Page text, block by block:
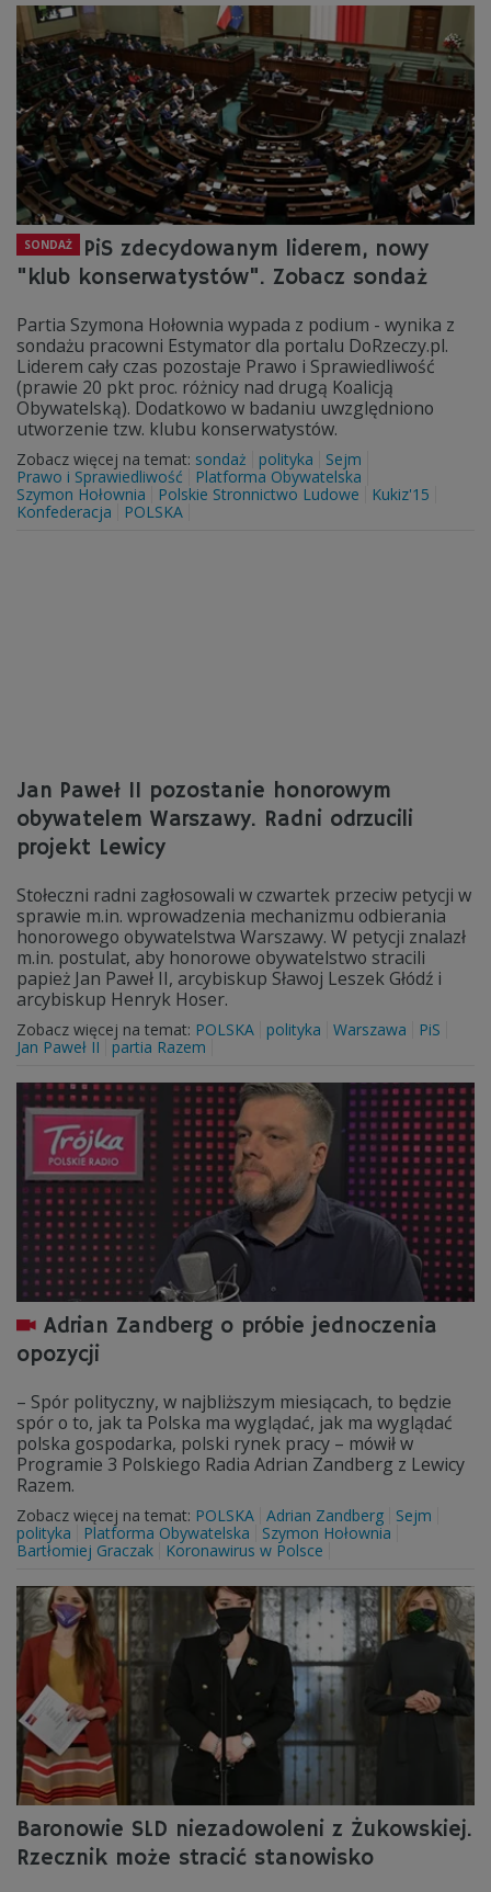
SONDAŻ
PiS zdecydowanym liderem, nowy
"klub konserwatystów". Zobacz sondaż
Partia Szymona Hołownia wypada z podium - wynika z
sondażu pracowni Estymator dla portalu DoRzeczy.pl.
Liderem cały czas pozostaje Prawo i Sprawiedliwość
(prawie 20 pkt proc. różnicy nad drugą Koalicją
Obywatelską). Dodatkowo w badaniu uwzględniono
utworzenie tzw. klubu konserwatystów.
Zobacz więcej na temat: sondaż polityka
Sejm
Prawo i Sprawiedliwość
Platforma Obywatelska
Szymon Hołownia
Polskie Stronnictwo Ludowe
Kukiz'15
Konfederacja
POLSKA
Jan Paweł II pozostanie honorowym
obywatelem Warszawy. Radni odrzucili
projekt Lewicy
Stołeczni radni zagłosowali w czwartek przeciw petycji w
sprawie m.in. wprowadzenia mechanizmu odbierania
honorowego obywatelstwa Warszawy. W petycji znalazł
m.in. postulat, aby honorowe obywatelstwo stracili
papież Jan Paweł II, arcybiskup Sławoj Leszek Głódź i
arcybiskup Henryk Hoser.
Zobacz więcej na temat: POLSKA polityka Warszawa
PiS
Jan Paweł II
partia Razem
Adrian Zandberg o próbie jednoczenia
opozycji
– Spór polityczny, w najbliższym miesiącach, to będzie
spór o to, jak ta Polska ma wyglądać, jak ma wyglądać
polska gospodarka, polski rynek pracy – mówił w
Programie 3 Polskiego Radia Adrian Zandberg z Lewicy
Razem.
Zobacz więcej na temat: POLSKA Adrian Zandberg
Sejm
polityka
Platforma Obywatelska
Szymon Hołownia
Bartłomiej Graczak
Koronawirus w Polsce
Baronowie SLD niezadowoleni z Żukowskiej.
Rzecznik może stracić stanowisko